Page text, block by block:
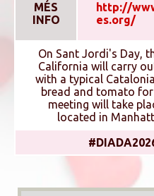
MÉS
INFO
http://
es.org/
On Sant Jordi's Day,
California will carry
with a typical
bread and tomato
meeting will take
located in